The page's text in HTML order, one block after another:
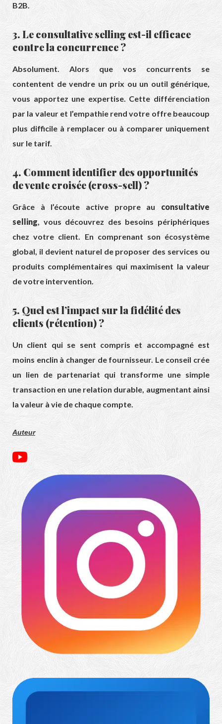
B2B.
3. Le consultative selling est-il efficace
contre la concurrence ?
Absolument. Alors que vos concurrents se
contentent de vendre un prix ou un outil générique,
vous apportez une expertise. Cette différenciation
par la valeur et l’empathie rend votre offre beaucoup
plus difficile à remplacer ou à comparer uniquement
sur le tarif.
4. Comment identifier des opportunités
de vente croisée (cross-sell) ?
Grâce à l’écoute active propre au consultative
selling, vous découvrez des besoins périphériques
chez votre client. En comprenant son écosystème
global, il devient naturel de proposer des services ou
produits complémentaires qui maximisent la valeur
de votre intervention.
5. Quel est l’impact sur la fidélité des
clients (rétention) ?
Un client qui se sent compris et accompagné est
moins enclin à changer de fournisseur. Le conseil crée
un lien de partenariat qui transforme une simple
transaction en une relation durable, augmentant ainsi
la valeur à vie de chaque compte.
Auteur